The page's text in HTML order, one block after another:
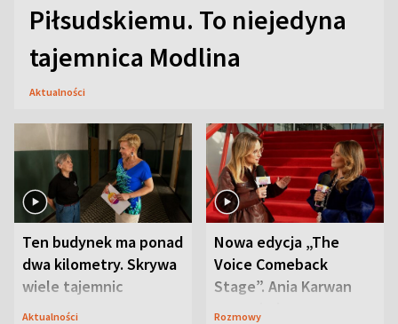
Piłsudskiemu. To niejedyna
tajemnica Modlina
Aktualności
Ten budynek ma ponad
dwa kilometry. Skrywa
wiele tajemnic
Aktualności
Nowa edycja „The
Voice Comeback
Stage”. Ania Karwan
zapowiada
Rozmowy